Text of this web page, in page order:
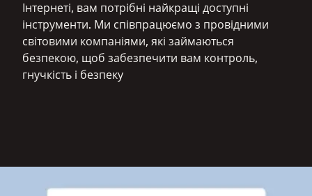
Інтернеті, вам потрібні найкращі доступні
інструменти. Ми співпрацюємо з провідними
світовими компаніями, які займаються
безпекою, щоб забезпечити вам контроль,
гнучкість і безпеку